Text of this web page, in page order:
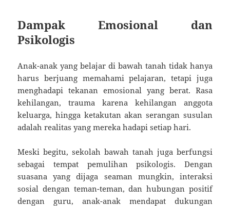
Dampak Emosional dan
Psikologis
Anak-anak yang belajar di bawah tanah tidak hanya
harus berjuang memahami pelajaran, tetapi juga
menghadapi tekanan emosional yang berat. Rasa
kehilangan, trauma karena kehilangan anggota
keluarga, hingga ketakutan akan serangan susulan
adalah realitas yang mereka hadapi setiap hari.
Meski begitu, sekolah bawah tanah juga berfungsi
sebagai tempat pemulihan psikologis. Dengan
suasana yang dijaga seaman mungkin, interaksi
sosial dengan teman-teman, dan hubungan positif
dengan guru, anak-anak mendapat dukungan